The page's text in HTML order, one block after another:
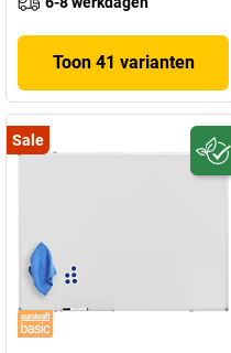
Toon 41 varianten
Sale